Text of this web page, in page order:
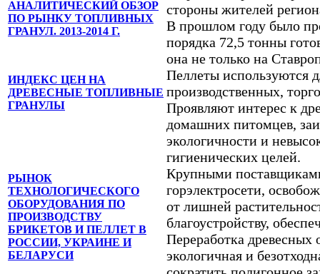
АНАЛИТИЧЕСКИЙ ОБЗОР
ПО РЫНКУ ТОПЛИВНЫХ
ГРАНУЛ. 2013-2014 Г.
ИНДЕКС ЦЕН НА
ДРЕВЕСНЫЕ ТОПЛИВНЫЕ
ГРАНУЛЫ
РЫНОК
ТЕХНОЛОГИЧЕСКОГО
ОБОРУДОВАНИЯ ПО
ПРОИЗВОДСТВУ
БРИКЕТОВ И ПЕЛЛЕТ В
РОССИИ, УКРАИНЕ И
БЕЛАРУСИ
стороны жителей
В прошлом году было
порядка 72,5 тонны
она не только на
Пеллеты используются
производственных,
Проявляют интерес к
домашних питомцев,
экологичности и
гигиенических целей.
Крупными
горэлектросети,
от лишней
благоустройству,
Переработка древесных
экологичная и